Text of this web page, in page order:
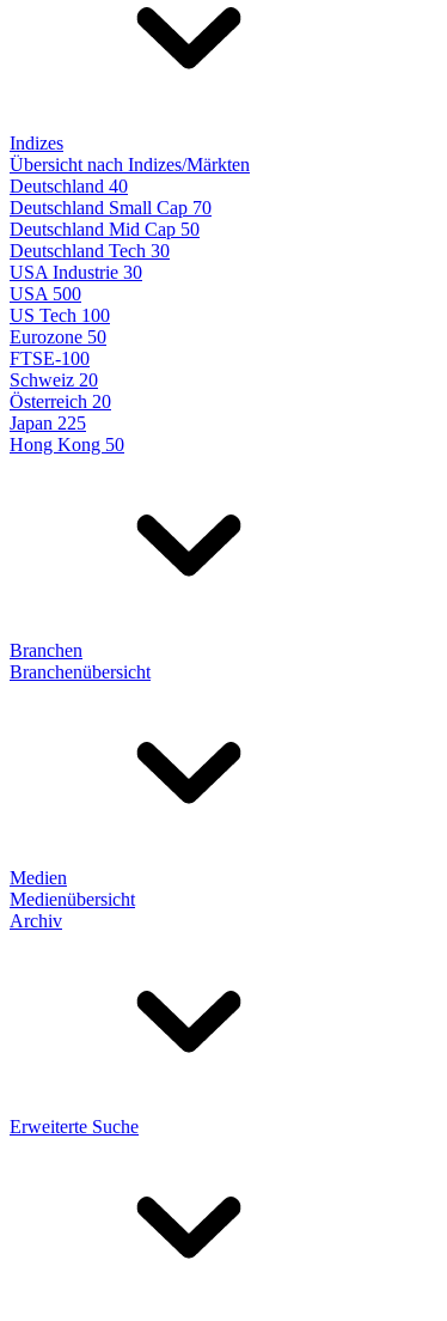
Indizes
Übersicht nach Indizes/Märkten
Deutschland 40
Deutschland Small Cap 70
Deutschland Mid Cap 50
Deutschland Tech 30
USA Industrie 30
USA 500
US Tech 100
Eurozone 50
FTSE-100
Schweiz 20
Österreich 20
Japan 225
Hong Kong 50
Branchen
Branchenübersicht
Medien
Medienübersicht
Archiv
Erweiterte Suche